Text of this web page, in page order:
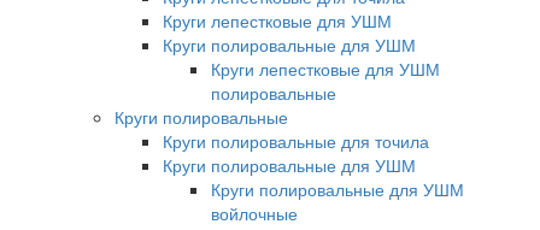
Круги лепестковые для УШМ
Круги полировальные для УШМ
Круги лепестковые для УШМ
полировальные
Круги полировальные
Круги полировальные для точила
Круги полировальные для УШМ
Круги полировальные для УШМ
войлочные